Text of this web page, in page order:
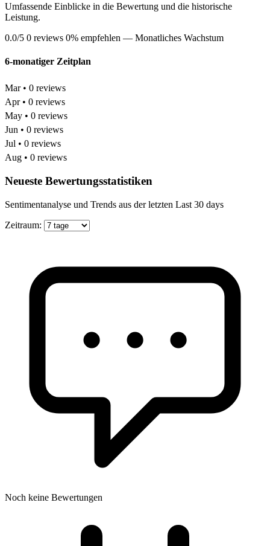
Umfassende Einblicke in die Bewertung und die historische
Leistung.
0.0/5 0 reviews 0% empfehlen — Monatliches Wachstum
6-monatiger Zeitplan
Mar • 0 reviews
Apr • 0 reviews
May • 0 reviews
Jun • 0 reviews
Jul • 0 reviews
Aug • 0 reviews
Neueste Bewertungsstatistiken
Sentimentanalyse und Trends aus der letzten Last 30 days
Zeitraum:
Noch keine Bewertungen